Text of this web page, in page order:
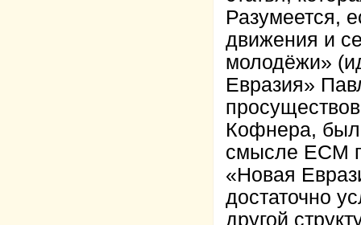
Разумеется,
движения и
молодёжи»
Евразия»
Кофнера,
смысле ЕСМ
«Новая
достаточно
другой